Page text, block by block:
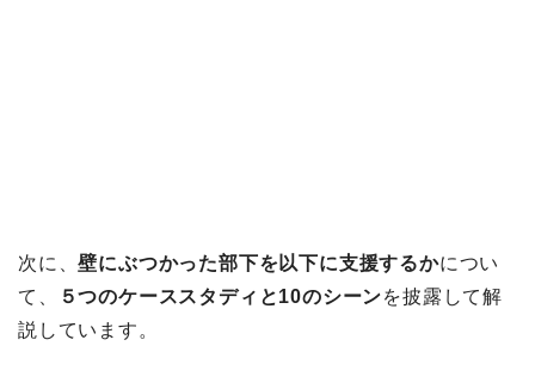
次に、壁にぶつかった部下を以下に支援するかについ
て、
５つのケーススタディと10のシーンを披露して解
説しています。